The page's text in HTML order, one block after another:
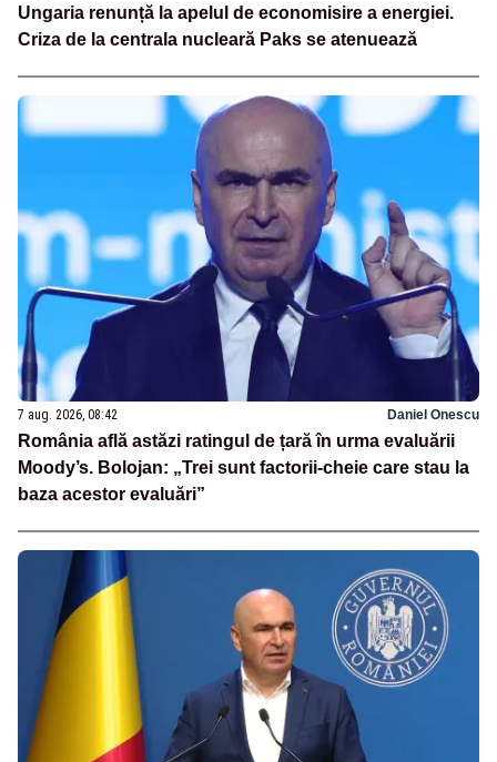
Ungaria renunță la apelul de economisire a energiei.
Criza de la centrala nucleară Paks se atenuează
7 aug. 2026, 08:42 Daniel Onescu
România află astăzi ratingul de țară în urma evaluării
Moody’s. Bolojan: „Trei sunt factorii-cheie care stau la
baza acestor evaluări”